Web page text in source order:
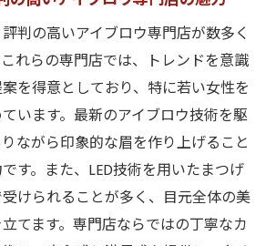
いるか
術が目元の美しさを際立たせる理
イブロウ施術が与える印象の変化
状が顔全体に与える影響
目元の美しさを保つためのケア方
ウ施術が日常のメイクを楽にする
判の高いアイブロウ専門店が数多く
れらの専門店では、トレンドを意識
を得意としており、特に若い女性を
います。最新のアイブロウ技術を駆
ながら印象的な眉を作り上げること
す。また、LED技術を用いたまつげ
けられることが多く、目元全体の美
てます。専門店ならではの丁寧なカ